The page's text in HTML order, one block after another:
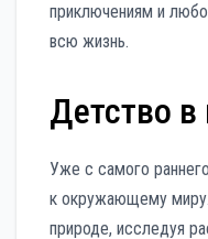
приключениям и
всю жизнь.
Детство
Уже с самого
к окружающему
природе, исследуя